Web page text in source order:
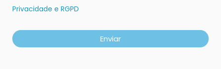
Privacidade e RGPD
Enviar